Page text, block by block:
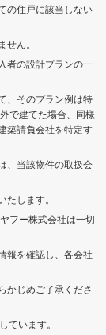
の住戸に該当しない
ん。
者の設計プランの一
、そのプラン例は特
で建てた場合、同様
築請負会社を特定す
、当該物件の取扱会
します。
フー株式会社は一切
報を確認し、各会社
かじめご了承くださ
ています。